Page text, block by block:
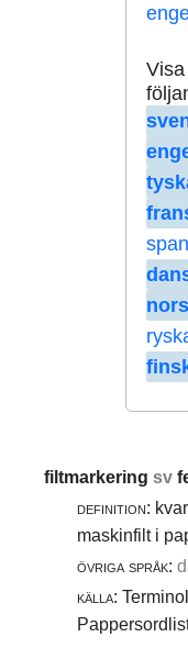
filtmarkeringsv
definition:
maskinfilt i
övriga språk:
källa: